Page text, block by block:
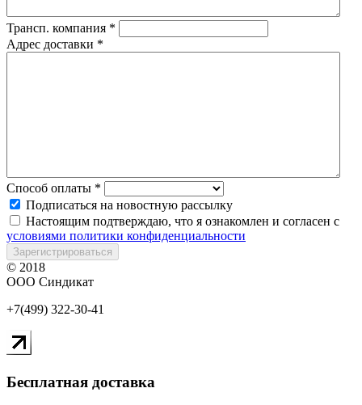
Трансп. компания *
Адрес доставки *
Способ оплаты *
Подписаться на новостную рассылку
Настоящим подтверждаю, что я ознакомлен и согласен с
условиями политики конфиденциальности
Зарегистрироваться
© 2018
ООО Синдикат
+7(499) 322-30-41
Бесплатная доставка